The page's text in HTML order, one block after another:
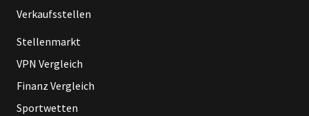
Verkaufsstellen
Stellenmarkt
VPN Vergleich
Finanz Vergleich
Sportwetten